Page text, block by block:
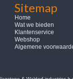
Sitemap
Home
Wat we bieden
Klantenservice
Webshop
Algemene